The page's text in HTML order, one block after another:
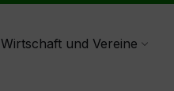
Wirtschaft und Vereine